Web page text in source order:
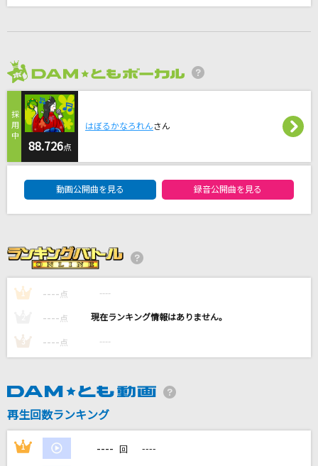
≠ME
No.1
Fiima
最高到達点(ONE PIECEアニメバージョン)
SEKAI NO OWARI(世界の終わり)
BLUE ENCOUNT
スキマスイッチ
もっと見る
DAMの新曲・ランキングなど
DAMに会員登録・ログインして
88.726点
はぼるかなろれんさん
動画公開曲を見る 録音公開曲を見る
1 ---- 点 ----
---- 点 ----
3 ---- 点 ----
再生回数ランキング
1 ---- 回 ----